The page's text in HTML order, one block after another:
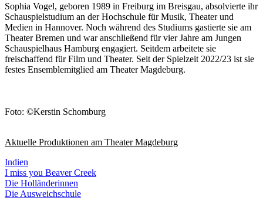
Sophia Vogel, geboren 1989 in Freiburg im Breisgau, absolvierte ihr
Schauspielstudium an der Hochschule für Musik, Theater und
Medien in Hannover. Noch während des Studiums gastierte sie am
Theater Bremen und war anschließend für vier Jahre am Jungen
Schauspielhaus Hamburg engagiert. Seitdem arbeitete sie
freischaffend für Film und Theater. Seit der Spielzeit 2022/23 ist sie
festes Ensemblemitglied am Theater Magdeburg.
Foto: ©Kerstin Schomburg
Aktuelle Produktionen am Theater Magdeburg
Indien
I miss you Beaver Creek
Die Holländerinnen
Die Ausweichschule